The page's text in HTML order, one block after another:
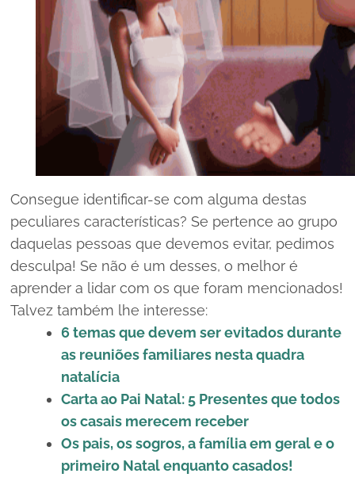
Consegue identificar-se com alguma destas
peculiares características? Se pertence ao grupo
daquelas pessoas que devemos evitar, pedimos
desculpa! Se não é um desses, o melhor é
aprender a lidar com os que foram mencionados!
Talvez também lhe interesse:
6 temas que devem ser evitados durante
as reuniões familiares nesta quadra
natalícia
Carta ao Pai Natal: 5 Presentes que todos
os casais merecem receber
Os pais, os sogros, a família em geral e o
primeiro Natal enquanto casados!